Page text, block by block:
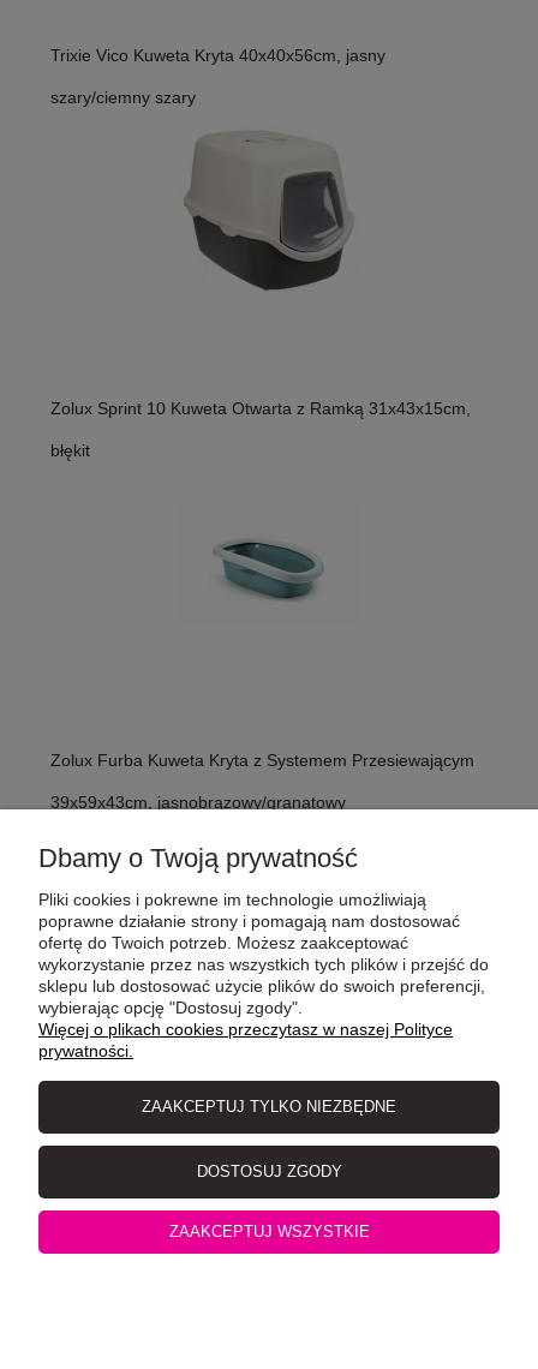
Trixie Vico Kuweta Kryta 40x40x56cm, jasny
szary/ciemny szary
Zolux Sprint 10 Kuweta Otwarta z Ramką 31x43x15cm,
błękit
Zolux Furba Kuweta Kryta z Systemem Przesiewającym
39x59x43cm, jasnobrązowy/granatowy
Yarro NAJMNIEJSZA Kuweta kryta z filtrem węglowym,
Dbamy o Twoją prywatność
Pliki cookies i pokrewne im technologie umożliwiają
poprawne działanie strony i pomagają nam dostosować
ofertę do Twoich potrzeb. Możesz zaakceptować
wykorzystanie przez nas wszystkich tych plików i przejść do
sklepu lub dostosować użycie plików do swoich preferencji,
wybierając opcję "Dostosuj zgody".
Więcej o plikach cookies przeczytasz w naszej Polityce
prywatności.
ZAAKCEPTUJ TYLKO NIEZBĘDNE
DOSTOSUJ ZGODY
ZAAKCEPTUJ WSZYSTKIE